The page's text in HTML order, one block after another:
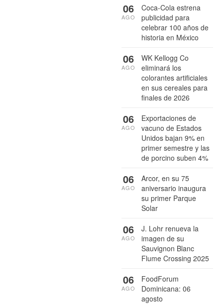
Coca-Cola estrena
publicidad para
celebrar 100 años de
historia en México
06
AGO
WK Kellogg Co
eliminará los
colorantes artificiales
en sus cereales para
finales de 2026
06
AGO
Exportaciones de
vacuno de Estados
Unidos bajan 9% en
primer semestre y las
de porcino suben 4%
06
AGO
Arcor, en su 75
aniversario inaugura
su primer Parque
Solar
06
AGO
J. Lohr renueva la
imagen de su
Sauvignon Blanc
Flume Crossing 2025
06
AGO
FoodForum
Dominicana: 06
agosto
06
AGO